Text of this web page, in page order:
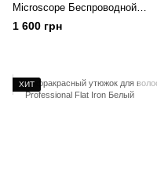
Microscope Беспроводной
трихоскоп (микроскоп), Белый
1000X, 2,0 MP
1 600 грн
ХИТ